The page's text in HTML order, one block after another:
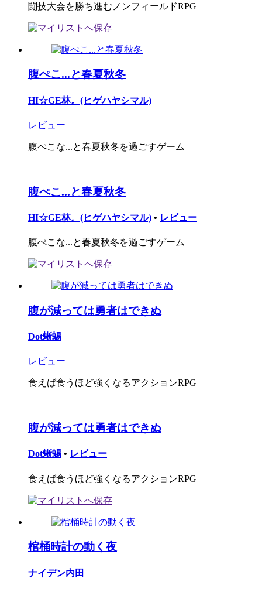
闘技大会を勝ち進むノンフィールドRPG
腹ぺこ...と春夏秋冬
HI☆GE林。(ヒゲハヤシマル)
レビュー
腹ぺこな...と春夏秋冬を過ごすゲーム
腹ぺこ...と春夏秋冬
HI☆GE林。(ヒゲハヤシマル) • レビュー
腹ぺこな...と春夏秋冬を過ごすゲーム
腹が減っては勇者はできぬ
Dot蜥蜴
レビュー
食えば食うほど強くなるアクションRPG
腹が減っては勇者はできぬ
Dot蜥蜴 • レビュー
食えば食うほど強くなるアクションRPG
棺桶時計の動く夜
ナイデン内田